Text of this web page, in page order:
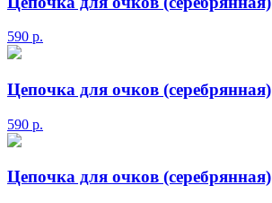
590 р.
Цепочка для очков (серебрянная)
590 р.
Цепочка для очков (серебрянная)